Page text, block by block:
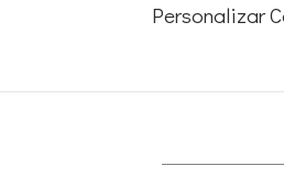
Personalizar